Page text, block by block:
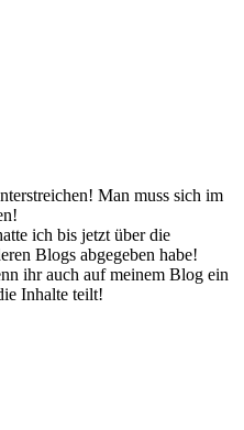
Man muss sich im
ich bis jetzt über die
Blogs abgegeben habe!
ihr auch auf meinem Blog ein
Inhalte teilt!